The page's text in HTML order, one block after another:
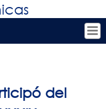
del